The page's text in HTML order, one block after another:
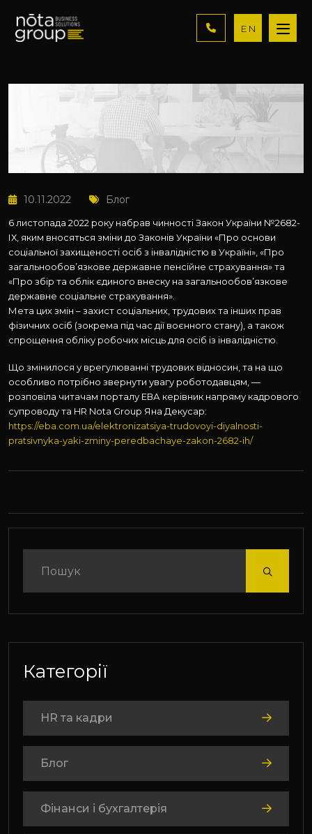
EN
10.11.2022 Блог
6 листопада 2022 року набрав чинності Закон України №2682-
ІХ, яким вносяться зміни до Законів України «Про основи
соціальної захищеності осіб з інвалідністю в Україні», «Про
загальнообов’язкове державне пенсійне страхування» та
«Про збір та облік єдиного внеску на загальнообов’язкове
державне соціальне страхування».
Мета цих змін – захист соціальних, трудових та інших прав
фізичних осіб (зокрема під час дії воєнного стану), а також
спрощення обліку робочих місць для осіб із інвалідністю.
Що змінилося у врегулюванні трудових відносин, та на що
особливо потрібно звернути увагу роботодавцям, —
розповіла читачам порталу ЕВА керівник напряму кадрового
супроводу та HR Nota Group Яна Декусар:
https://eba.com.ua/elektronizatsiya-trudovoyi-diyalnosti-
pratsivnyka-yaki-zminy-peredbachaye-zakon-2682-ih/
Категорії
HR та кадри
Блог
Фінанси і бухгалтерія